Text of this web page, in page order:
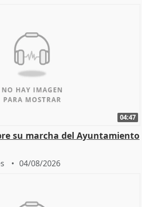
04:47
su marcha del Ayuntamiento
04/08/2026